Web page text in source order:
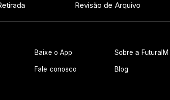
Revisão de Arquivo
Baixe o App Sobre a FuturaIM
Fale conosco Blog